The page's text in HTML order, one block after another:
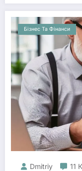
Бізнес Та Фінанси
Dmitriy 11